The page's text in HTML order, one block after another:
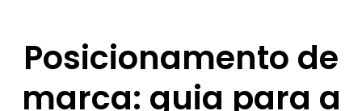
Posicionamento de
marca: guia para a